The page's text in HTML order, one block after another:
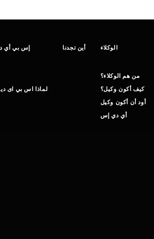
إس بي أي
لماذا اس بي اى
أين تجدنا الوكلاء
من هم الوكلاء؟
كيف أكون وكيل؟
أود أن أكون وكيل
أي دي إس